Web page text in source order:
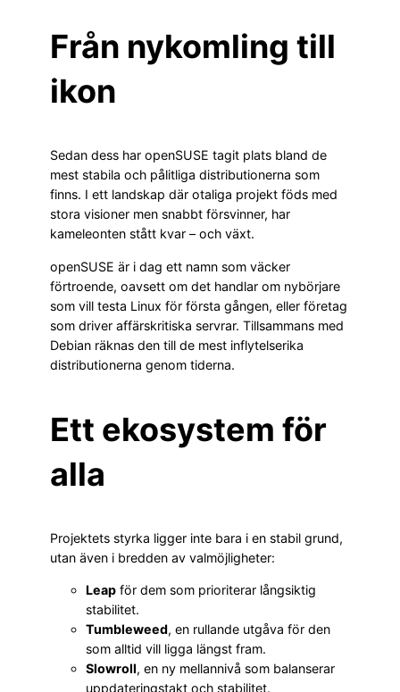
Från nykomling till
ikon
Sedan dess har openSUSE tagit plats bland de
mest stabila och pålitliga distributionerna som
finns. I ett landskap där otaliga projekt föds med
stora visioner men snabbt försvinner, har
kameleonten stått kvar – och växt.
openSUSE är i dag ett namn som väcker
förtroende, oavsett om det handlar om nybörjare
som vill testa Linux för första gången, eller företag
som driver affärskritiska servrar. Tillsammans med
Debian räknas den till de mest inflytelserika
distributionerna genom tiderna.
Ett ekosystem för
alla
Projektets styrka ligger inte bara i en stabil grund,
utan även i bredden av valmöjligheter:
Leap för dem som prioriterar långsiktig
stabilitet.
Tumbleweed, en rullande utgåva för den
som alltid vill ligga längst fram.
Slowroll, en ny mellannivå som balanserar
uppdateringstakt och stabilitet.